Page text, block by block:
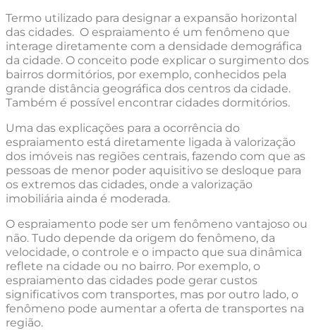
Termo utilizado para designar a expansão horizontal
das cidades. O espraiamento é um fenômeno que
interage diretamente com a densidade demográfica
da cidade. O conceito pode explicar o surgimento dos
bairros dormitórios, por exemplo, conhecidos pela
grande distância geográfica dos centros da cidade.
Também é possível encontrar cidades dormitórios.
Uma das explicações para a ocorrência do
espraiamento está diretamente ligada à valorização
dos imóveis nas regiões centrais, fazendo com que as
pessoas de menor poder aquisitivo se desloque para
os extremos das cidades, onde a valorização
imobiliária ainda é moderada.
O espraiamento pode ser um fenômeno vantajoso ou
não. Tudo depende da origem do fenômeno, da
velocidade, o controle e o impacto que sua dinâmica
reflete na cidade ou no bairro. Por exemplo, o
espraiamento das cidades pode gerar custos
significativos com transportes, mas por outro lado, o
fenômeno pode aumentar a oferta de transportes na
região.